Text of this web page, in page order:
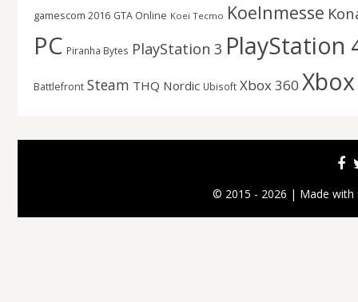
gamescom 2016 GTA Online Koei Tecmo Koelnmesse
PC Piranha Bytes PlayStation 3 PlayStation
Battlefront Steam THQ Nordic Ubisoft Xbox 360
© 2015 - 2026 | Made